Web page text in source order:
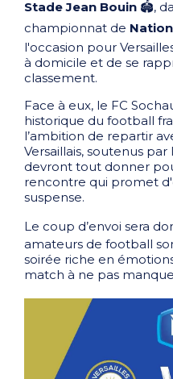
Stade Jean Bouin 🏟️,
championnat de
l'occasion pour
à domicile et de se
classement.
Face à eux, le FC
historique du football
l’ambition de repartir
Versaillais, soutenus
devront tout donner
rencontre qui promet
suspense.
Le coup d’envoi sera
amateurs de football
soirée riche en
match à ne pas